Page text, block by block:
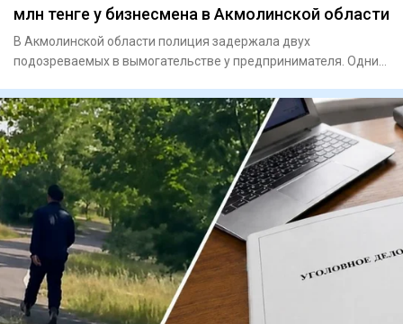
млн тенге у бизнесмена в Акмолинской области
В Акмолинской области полиция задержала двух
подозреваемых в вымогательстве у предпринимателя. Одним